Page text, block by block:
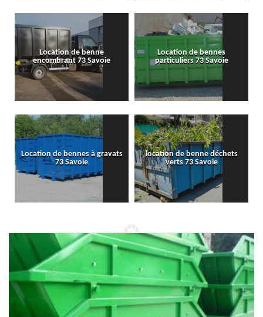
Location de benne
encombrant 73 Savoie
Location de bennes
particuliers 73 Savoie
Location de bennes à gravats
73 Savoie
location de benne déchets
verts 73 Savoie